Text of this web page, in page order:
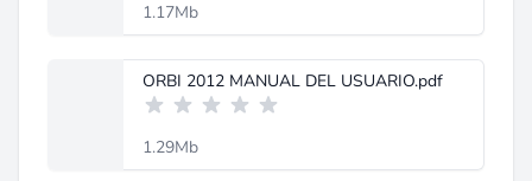
1.17Mb
ORBI 2012 MANUAL DEL USUARIO.pdf
1.29Mb